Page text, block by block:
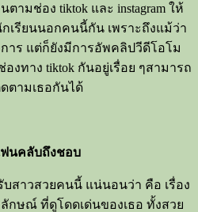
ามช่อง tiktok และ instagram ให้
เรียนนอกคนนี้กัน เพราะถึงแม้ว่า
าร แต่ก็ยังมีการอัพคลิปวีดีโอโม
องทาง tiktok กันอยู่เรื่อย ๆสามารถ
ดตามเธอกันได้
นคลับถึงชอบ
สาวสวยคนนี้ แน่นอนว่า คือ เรื่อง
กษณ์ ที่ดูโดดเด่นของเธอ ทั้งสวย